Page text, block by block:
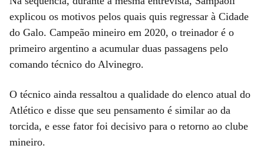
explicou os motivos pelos quais quis regressar à Cidade
do Galo. Campeão mineiro em 2020, o treinador é o
primeiro argentino a acumular duas passagens pelo
comando técnico do Alvinegro.
O técnico ainda ressaltou a qualidade do elenco atual do
Atlético e disse que seu pensamento é similar ao da
torcida, e esse fator foi decisivo para o retorno ao clube
mineiro.